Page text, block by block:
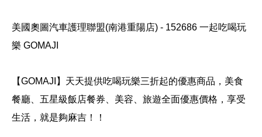
美國奧圖汽車護理聯盟(南港重陽店) - 152686 一起吃喝玩
樂 GOMAJI
【GOMAJI】 天天提供吃喝玩樂三折起的優惠商品，美食
餐廳、五星級飯店餐券、美容、旅遊全面優惠價格，享受
生活，就是夠麻吉！！